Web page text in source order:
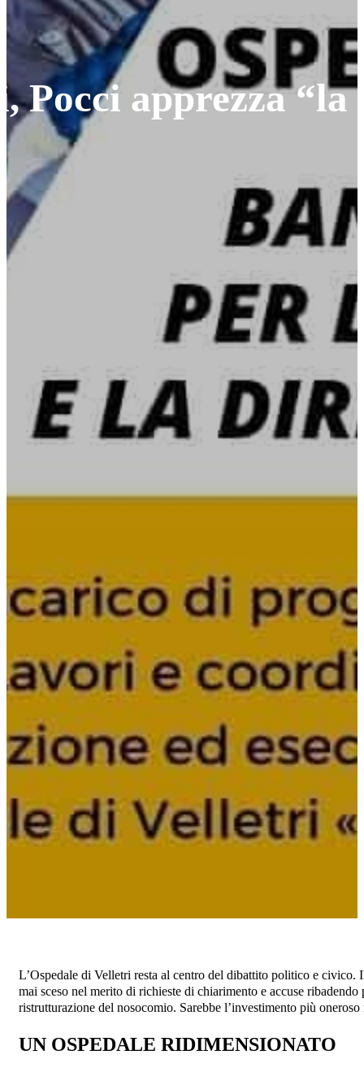
Pocci apprezza “la
L’Ospedale di Velletri resta al centro del dibattito politico e
mai sceso nel merito di richieste di chiarimento e accuse
ristrutturazione del nosocomio. Sarebbe l’investimento più
UN OSPEDALE RIDIMENSIONATO